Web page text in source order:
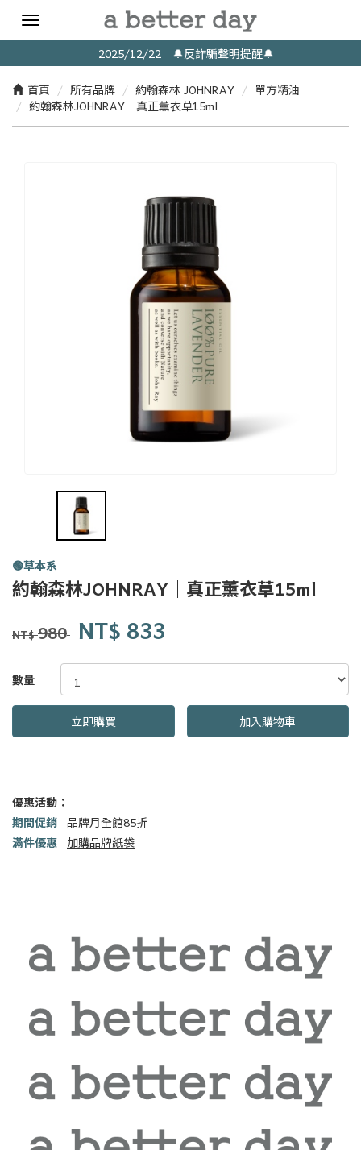
Toggle
navigation
2025/12/22 🔔反詐騙聲明提醒🔔
首頁 所有品牌 約翰森林 JOHNRAY
單方精油
約翰森林JOHNRAY｜真正薰衣草15ml
🟢草本系
約翰森林JOHNRAY｜真正薰衣草15ml
JC300032
JOHNRAY
NT$980 NT$ 833
GOODS000000000000000008446
數量
立即購買 加入購物車
優惠活動：
期間促銷 品牌月全館85折
滿件優惠 加購品牌紙袋